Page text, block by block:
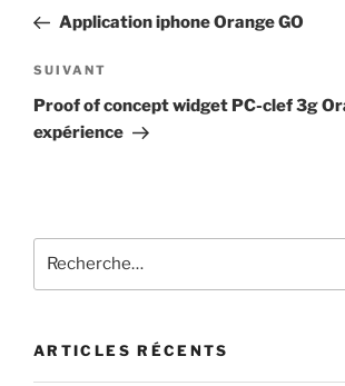
Application iphone Orange GO
SUIVANT
Proof of concept widget PC-clef 3g
expérience
ARTICLES RÉCENTS